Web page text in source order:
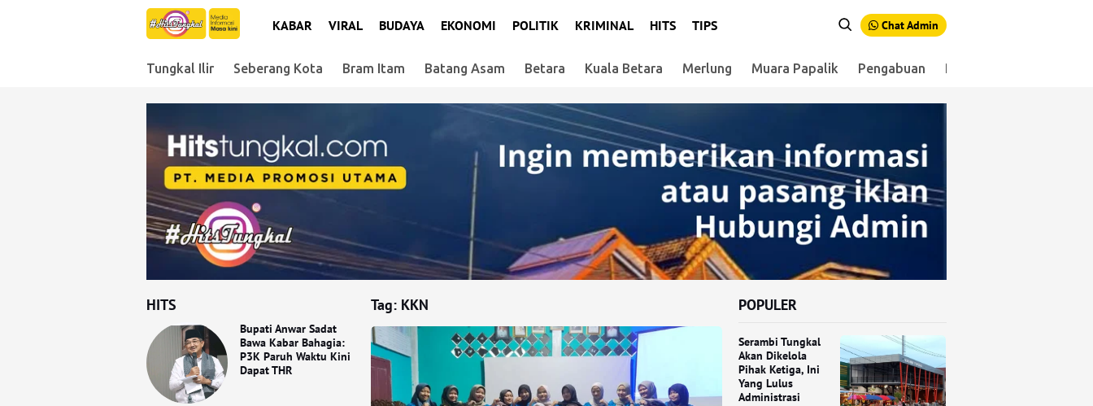
KABAR VIRAL BUDAYA EKONOMI POLITIK KRIMINAL HITS TIPS Chat Admin
Tungkal Ilir Seberang Kota Bram Itam Batang Asam Betara Kuala Betara Merlung Muara Papalik Pengabuan Renah Mendaluh
HITS
Bupati Anwar Sadat
Bawa Kabar Bahagia:
P3K Paruh Waktu Kini
Dapat THR
Tag: KKN POPULER
Serambi Tungkal
Akan Dikelola
Pihak Ketiga, Ini
Yang Lulus
Administrasi